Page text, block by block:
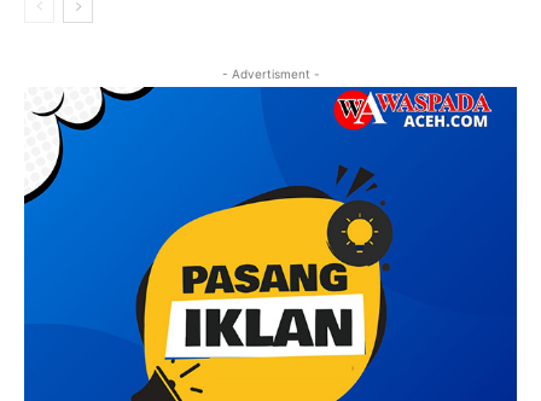
- Advertisment -